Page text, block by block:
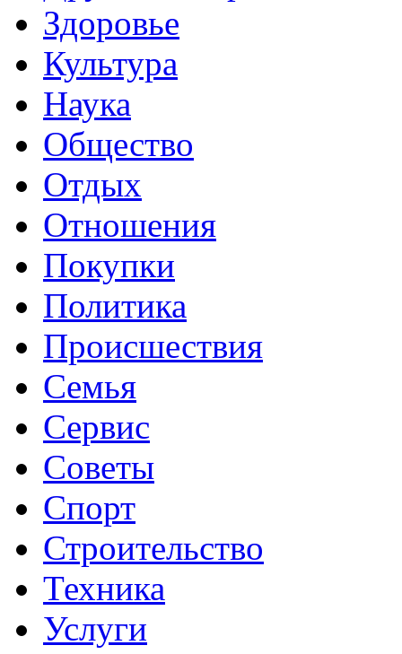
Здоровье
Культура
Наука
Общество
Отдых
Отношения
Покупки
Политика
Происшествия
Семья
Сервис
Советы
Спорт
Строительство
Техника
Услуги